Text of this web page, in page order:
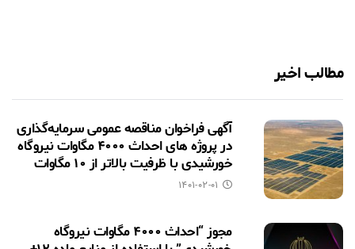
مطالب اخیر
آگهی فراخوان مناقصه عمومی سرمایه‌گذاری
در پروژه های احداث ۴۰۰۰ مگاوات نیروگاه
خورشیدی با ظرفیت بالاتر از ۱۰ مگاوات
۱۴۰۱-۰۲-۰۱
مجوز “احداث ۴۰۰۰ مگاوات نیروگاه